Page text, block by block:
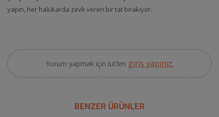
yapın, her halükarda zevk veren bir tat bırakıyor.
Yorum yapmak için lütfen giriş yapınız.
BENZER ÜRÜNLER